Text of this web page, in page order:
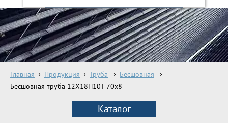
Главная Продукция Труба
Бесшовная
Бесшовная труба 12Х18Н10Т 70х8
Каталог